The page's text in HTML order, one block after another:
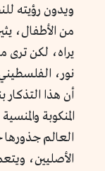
ويدون رؤيته
من الأطفال،
يراه، لكن ترى
نور،
أن هذا
المنكوبة
العالم جذورها
الأصليين،